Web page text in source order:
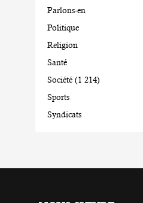
Parlons-en
Politique
Religion
Santé
Société (1 214)
Sports
Syndicats